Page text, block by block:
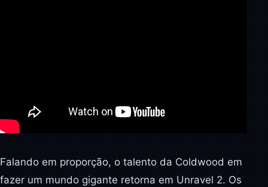
Falando em proporção, o talento da Coldwood em
fazer um mundo gigante retorna em Unravel 2. Os